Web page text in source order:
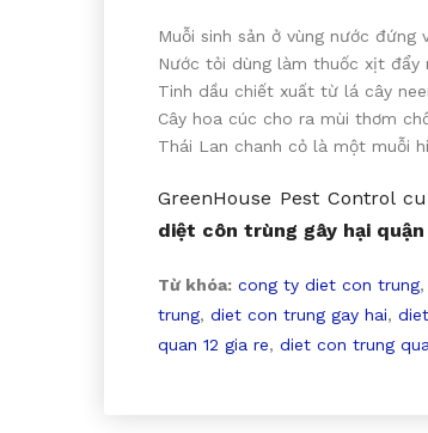
Muỗi sinh sản ở vùng nước
Nước tỏi dùng làm thuốc xịt đẩy
Tinh dầu chiết xuất từ lá cây
Cây hoa cúc cho ra mùi thơm
Thái Lan chanh cỏ là một muỗi
GreenHouse Pest Control
diệt côn trùng gây hại quận
Từ khóa: cong ty diet con trung,
trung, diet con trung gay hai,
quan 12 gia re, diet con trung